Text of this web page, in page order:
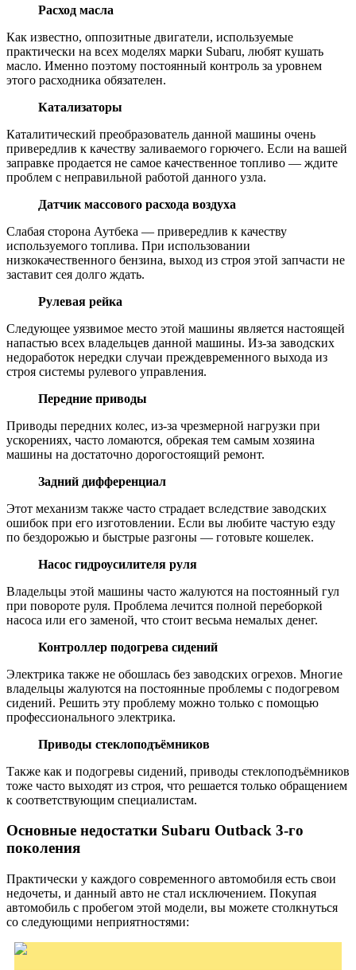
Расход масла
Как известно, оппозитные двигатели, используемые
практически на всех моделях марки Subaru, любят кушать
масло. Именно поэтому постоянный контроль за уровнем
этого расходника обязателен.
Катализаторы
Каталитический преобразователь данной машины очень
привередлив к качеству заливаемого горючего. Если на вашей
заправке продается не самое качественное топливо — ждите
проблем с неправильной работой данного узла.
Датчик массового расхода воздуха
Слабая сторона Аутбека — привередлив к качеству
используемого топлива. При использовании
низкокачественного бензина, выход из строя этой запчасти не
заставит сея долго ждать.
Рулевая рейка
Следующее уязвимое место этой машины является настоящей
напастью всех владельцев данной машины. Из-за заводских
недоработок нередки случаи преждевременного выхода из
строя системы рулевого управления.
Передние приводы
Приводы передних колес, из-за чрезмерной нагрузки при
ускорениях, часто ломаются, обрекая тем самым хозяина
машины на достаточно дорогостоящий ремонт.
Задний дифференциал
Этот механизм также часто страдает вследствие заводских
ошибок при его изготовлении. Если вы любите частую езду
по бездорожью и быстрые разгоны — готовьте кошелек.
Насос гидроусилителя руля
Владельцы этой машины часто жалуются на постоянный гул
при повороте руля. Проблема лечится полной переборкой
насоса или его заменой, что стоит весьма немалых денег.
Контроллер подогрева сидений
Электрика также не обошлась без заводских огрехов. Многие
владельцы жалуются на постоянные проблемы с подогревом
сидений. Решить эту проблему можно только с помощью
профессионального электрика.
Приводы стеклоподъёмников
Также как и подогревы сидений, приводы стеклоподъёмников
тоже часто выходят из строя, что решается только обращением
к соответствующим специалистам.
Основные недостатки Subaru Outback 3-го
поколения
Практически у каждого современного автомобиля есть свои
недочеты, и данный авто не стал исключением. Покупая
автомобиль с пробегом этой модели, вы можете столкнуться
со следующими неприятностями: